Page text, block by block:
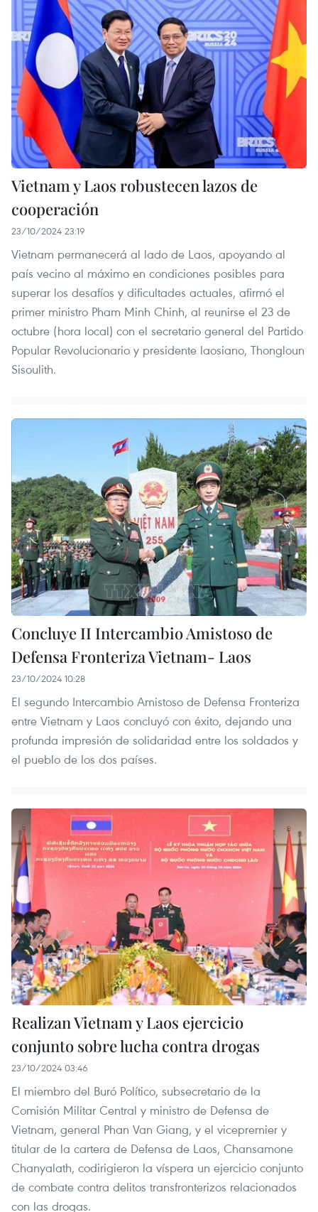
Vietnam y Laos robustecen lazos de
cooperación
23/10/2024 23:19
Vietnam permanecerá al lado de Laos, apoyando al
país vecino al máximo en condiciones posibles para
superar los desafíos y dificultades actuales, afirmó el
primer ministro Pham Minh Chinh, al reunirse el 23 de
octubre (hora local) con el secretario general del Partido
Popular Revolucionario y presidente laosiano, Thongloun
Sisoulith.
Concluye II Intercambio Amistoso de
Defensa Fronteriza Vietnam- Laos
23/10/2024 10:28
El segundo Intercambio Amistoso de Defensa Fronteriza
entre Vietnam y Laos concluyó con éxito, dejando una
profunda impresión de solidaridad entre los soldados y
el pueblo de los dos países.
Realizan Vietnam y Laos ejercicio
conjunto sobre lucha contra drogas
23/10/2024 03:46
El miembro del Buró Político, subsecretario de la
Comisión Militar Central y ministro de Defensa de
Vietnam, general Phan Van Giang, y el vicepremier y
titular de la cartera de Defensa de Laos, Chansamone
Chanyalath, codirigieron la víspera un ejercicio conjunto
de combate contra delitos transfronterizos relacionados
con las drogas.